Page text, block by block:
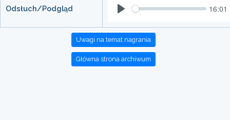
Odsłuch/Podgląd 16:01
Uwagi na temat nagrania
Główna strona archiwum